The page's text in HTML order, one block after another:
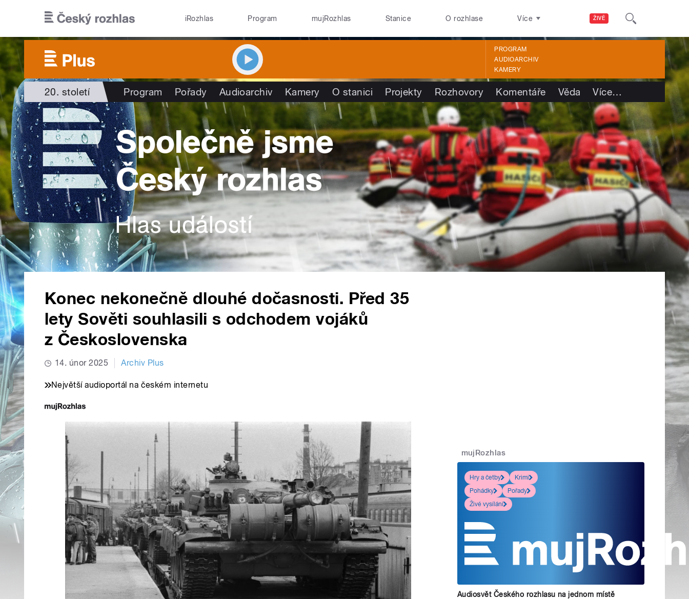
ŽIVĚ
iRozhlas Program mujRozhlas Stanice O rozhlase Více
PROGRAM
AUDIOARCHIV
KAMERY
20. století Program Pořady Audioarchiv Kamery O stanici Projekty Rozhovory Komentáře Věda Více…
Konec nekonečně dlouhé dočasnosti. Před 35
lety Sověti souhlasili s odchodem vojáků
z Československa
14. únor 2025 Archiv Plus
Největší audioportál na českém internetu
mujRozhlas
Hry a četby
Krimi
Pohádky
Pořady
Živé vysílání
Audiosvět Českého rozhlasu na jednom místě